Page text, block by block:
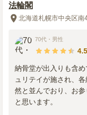
入できます。他は結構
などで使ったことはな
にいく感じですが、
50代 ・ 女性
総合評価
法輪閣
70代 ・ 男性
4.5
納骨堂が出入りも含
ュリテイが施され、
然と並んでおり、お
と思います。